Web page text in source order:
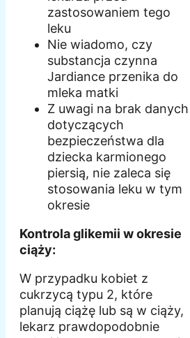
zastosowaniem tego
leku
Nie wiadomo, czy
substancja czynna
Jardiance przenika do
mleka matki
Z uwagi na brak danych
dotyczących
bezpieczeństwa dla
dziecka karmionego
piersią, nie zaleca się
stosowania leku w tym
okresie
Kontrola glikemii w okresie
ciąży:
W przypadku kobiet z
cukrzycą typu 2, które
planują ciążę lub są w ciąży,
lekarz prawdopodobnie